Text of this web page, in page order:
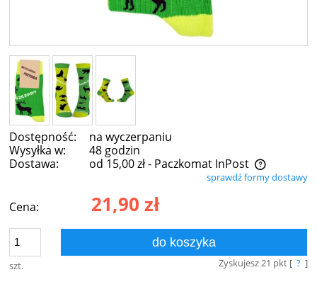
Dostępność:
na wyczerpaniu
Wysyłka w:
48 godzin
Dostawa:
od 15,00 zł- Paczkomat InPost
Cena nie zawiera ewentualnych kosztów płatnościsprawdź formy dostawy
Cena: 21,90 zł
szt.
do koszyka
Zyskujesz21 pkt [ ? ]